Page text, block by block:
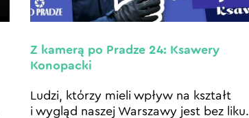
Z kamerą po Pradze 24: Ksawery
Konopacki
Ludzi, którzy mieli wpływ na kształt
i wygląd naszej Warszawy jest bez liku.